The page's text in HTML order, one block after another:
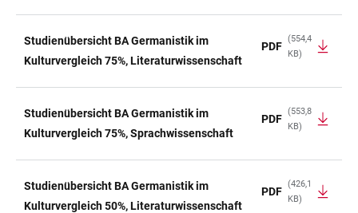
Studienübersicht BA Germanistik im
Kulturvergleich 75%, Literaturwissenschaft
PDF
(554,4
KB)
Studienübersicht BA Germanistik im
Kulturvergleich 75%, Sprachwissenschaft
PDF
(553,8
KB)
Studienübersicht BA Germanistik im
Kulturvergleich 50%, Literaturwissenschaft
PDF
(426,1
KB)